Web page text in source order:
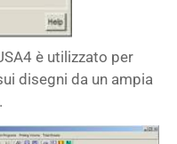
è utilizzato per
disegni da un ampia